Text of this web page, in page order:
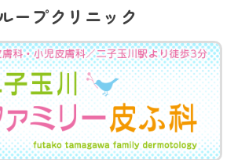
ープクリニック